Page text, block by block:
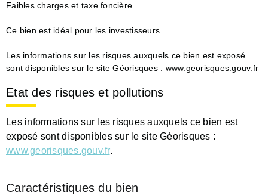
Faibles charges et taxe foncière.
Ce bien est idéal pour les investisseurs.
Les informations sur les risques auxquels ce bien est exposé
sont disponibles sur le site Géorisques : www.georisques.gouv.fr
Etat des risques et pollutions
Les informations sur les risques auxquels ce bien est
exposé sont disponibles sur le site Géorisques :
www.georisques.gouv.fr.
Caractéristiques du bien